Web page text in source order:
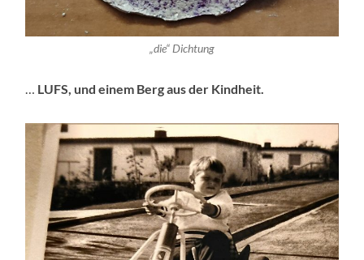
„die“ Dichtung
LUFS, und einem Berg aus der Kindheit.